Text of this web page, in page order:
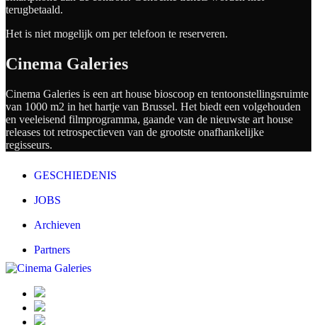
terugbetaald.
Het is niet mogelijk om per telefoon te reserveren.
Cinema Galeries
Cinema Galeries is een art house bioscoop en tentoonstellingsruimte
van 1000 m2 in het hartje van Brussel. Het biedt een volgehouden
en veeleisend filmprogramma, gaande van de nieuwste art house
releases tot retrospectieven van de grootste onafhankelijke
regisseurs.
GESCHIEDENIS
JOBS
Archieven
Partners